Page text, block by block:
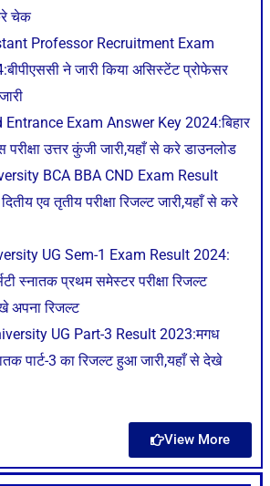
चेक
Professor Recruitment Exam
ने जारी किया असिस्टेंट प्रोफेसर
Entrance Exam Answer Key 2024:बिहार
उत्तर कुंजी जारी,यहाँ से करे डाउनलोड
BCA BBA CND Exam Result
एव तृतीय परीक्षा रिजल्ट जारी,यहाँ से करे
UG Sem-1 Exam Result 2024:
स्नातक प्रथम समेस्टर परीक्षा रिजल्ट
अपना रिजल्ट
UG Part-3 Result 2023:मगध
पार्ट-3 का रिजल्ट हुआ जारी,यहाँ से देखे
View More